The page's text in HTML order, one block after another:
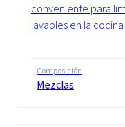
conveniente para
lavables en la
Composición
Mezclas